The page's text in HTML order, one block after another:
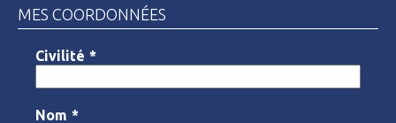
MES COORDONNÉES
Civilité *
Nom *